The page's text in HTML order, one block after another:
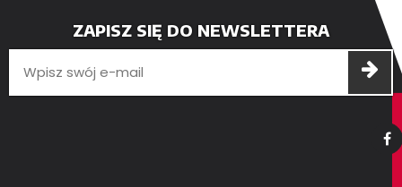
ZAPISZ SIĘ DO NEWSLETTERA